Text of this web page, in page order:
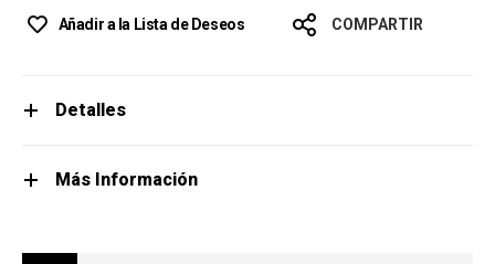
Añadir a la Lista de Deseos COMPARTIR
Detalles
Más Información